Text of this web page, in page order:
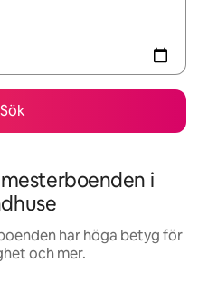
Sök
i
har höga betyg för
och mer.